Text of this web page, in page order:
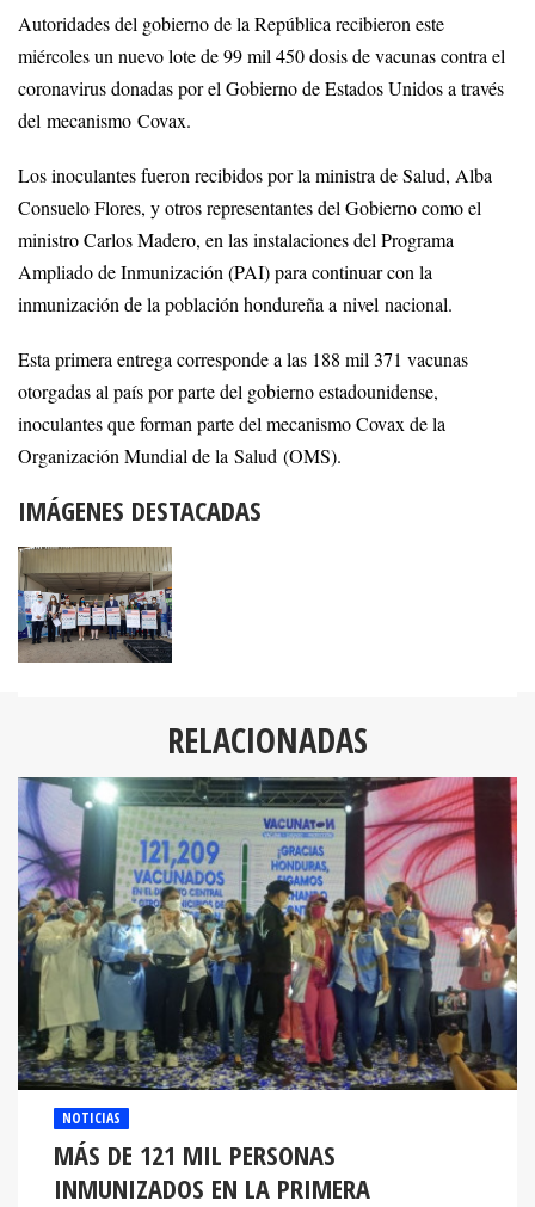
Autoridades del gobierno de la República recibieron este
miércoles un nuevo lote de 99 mil 450 dosis de vacunas contra el
coronavirus donadas por el Gobierno de Estados Unidos a través
del mecanismo Covax.
Los inoculantes fueron recibidos por la ministra de Salud, Alba
Consuelo Flores, y otros representantes del Gobierno como el
ministro Carlos Madero, en las instalaciones del Programa
Ampliado de Inmunización (PAI) para continuar con la
inmunización de la población hondureña a nivel nacional.
Esta primera entrega corresponde a las 188 mil 371 vacunas
otorgadas al país por parte del gobierno estadounidense,
inoculantes que forman parte del mecanismo Covax de la
Organización Mundial de la Salud (OMS).
IMÁGENES DESTACADAS
RELACIONADAS
NOTICIAS
MÁS DE 121 MIL PERSONAS
INMUNIZADOS EN LA PRIMERA